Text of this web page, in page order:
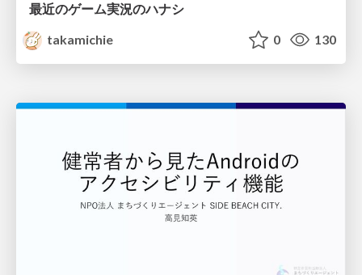
最近のゲーム実況のハナシ
takamichie
0 130